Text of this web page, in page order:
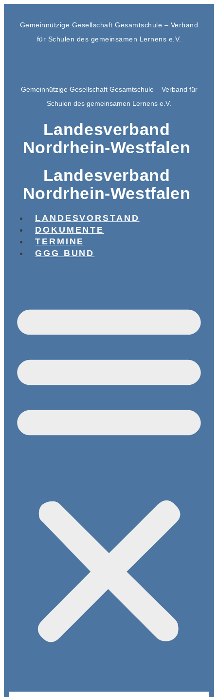
Gemeinnützige Gesellschaft Gesamtschule – Verband
für Schulen des gemeinsamen Lernens e.V.
Gemeinnützige Gesellschaft Gesamtschule – Verband für
Schulen des gemeinsamen Lernens e.V.
Landesverband
Nordrhein-Westfalen
Landesverband
Nordrhein-Westfalen
LANDESVORSTAND
DOKUMENTE
TERMINE
GGG BUND